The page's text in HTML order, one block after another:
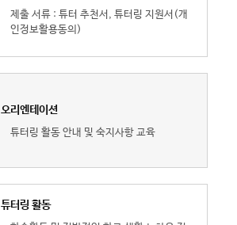
제출 서류 : 튜터 추천서, 튜터링 지원서(개
인정보활용동의)
오리엔테이션
튜터링 활동 안내 및 숙지사항 교육
튜터링 활동